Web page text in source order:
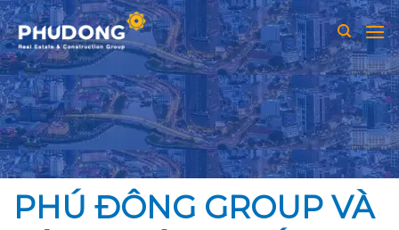
Skip
to
content
PHÚ ĐÔNG GROUP VÀ